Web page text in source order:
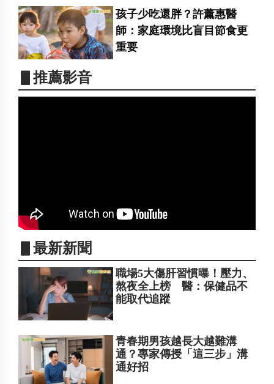
孩子少吃還胖？許薰惠醫
師：家庭環境比盲目節食更
重要
▋推薦影音
▋最新新聞
職場5大傷肝習慣曝！壓力、
熬夜全上榜 醫：保健品不
能取代追蹤
青春期男孩越長大越難溝
通？專家傳授「這三步」溝
通好招